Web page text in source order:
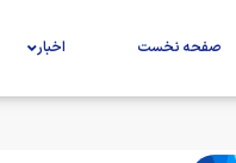
صفحه نخست اخبار